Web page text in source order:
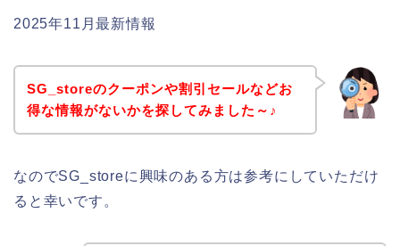
2025年11月最新情報
SG_storeのクーポンや割引セールなどお
得な情報がないかを探してみました～♪
なのでSG_storeに興味のある方は参考にしていただけ
ると幸いです。